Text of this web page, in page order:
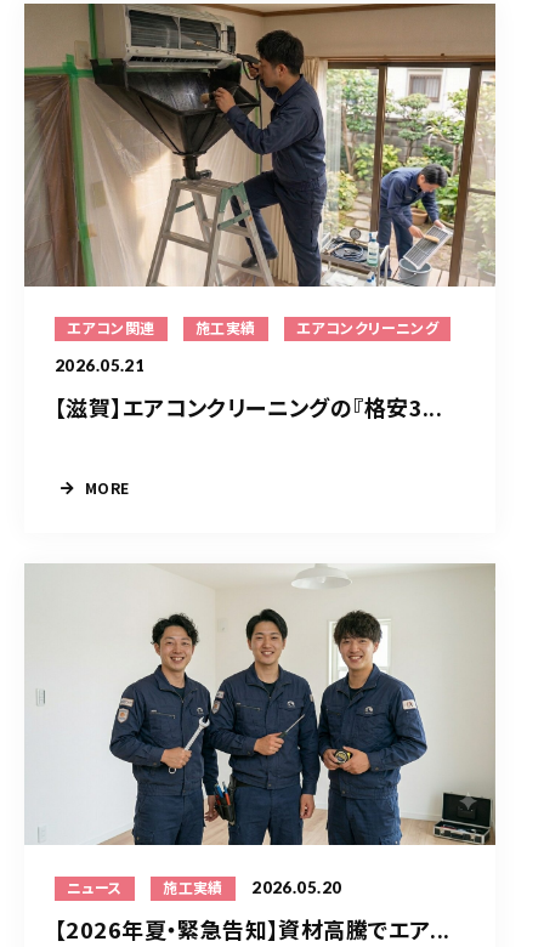
エアコン関連 施工実績 エアコンクリーニング
2026.05.21
【滋賀】エアコンクリーニングの『格安3...
MORE
ニュース 施工実績 2026.05.20
【2026年夏・緊急告知】資材高騰でエア...